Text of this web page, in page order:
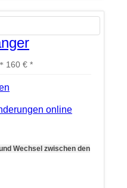
160 € *
online
Wechsel zwischen den